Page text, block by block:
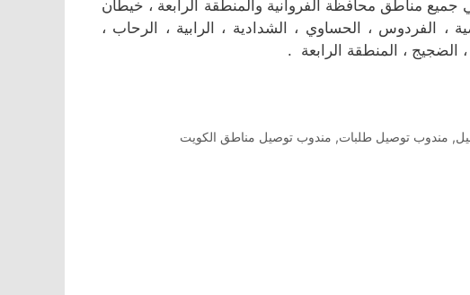
مناطق محافظة الفروانية والمنطقة الرابعة ، خيطان
، الفردوس ، الحساوي ، الشدادية ، الرابية ، الرحاب ،
، الضجيج ، المنطقة الرابعة .
, مندوب توصيل طلبات, مندوب توصيل مناطق الكويت